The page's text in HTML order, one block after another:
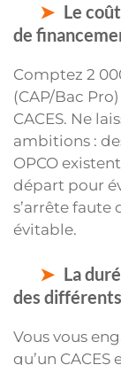
Le
de
Comptez 2
(CAP/Bac
CACES. Ne
ambitions :
OPCO
départ pour
s’arrête faute
évitable.
La
des
Vous vous
qu’un